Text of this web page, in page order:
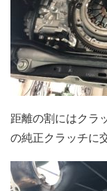
距離の割にはクラ
の純正クラッチに